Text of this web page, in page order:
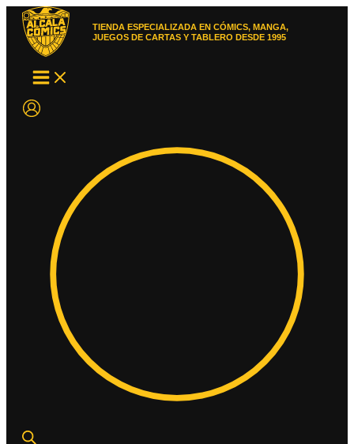
contenido
TIENDA ESPECIALIZADA EN CÓMICS, MANGA,
JUEGOS DE CARTAS Y TABLERO DESDE 1995